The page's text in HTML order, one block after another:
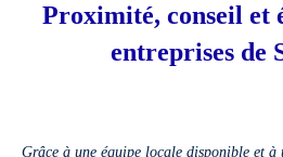
Proximité, conseil et
entreprises de
Grâce à une équipe locale disponible et à